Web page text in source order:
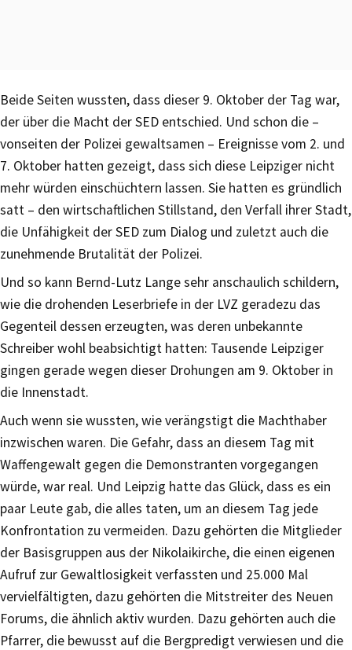
Beide Seiten wussten, dass dieser 9. Oktober der Tag war,
der über die Macht der SED entschied. Und schon die –
vonseiten der Polizei gewaltsamen – Ereignisse vom 2. und
7. Oktober hatten gezeigt, dass sich diese Leipziger nicht
mehr würden einschüchtern lassen. Sie hatten es gründlich
satt – den wirtschaftlichen Stillstand, den Verfall ihrer Stadt,
die Unfähigkeit der SED zum Dialog und zuletzt auch die
zunehmende Brutalität der Polizei.
Und so kann Bernd-Lutz Lange sehr anschaulich schildern,
wie die drohenden Leserbriefe in der LVZ geradezu das
Gegenteil dessen erzeugten, was deren unbekannte
Schreiber wohl beabsichtigt hatten: Tausende Leipziger
gingen gerade wegen dieser Drohungen am 9. Oktober in
die Innenstadt.
Auch wenn sie wussten, wie verängstigt die Machthaber
inzwischen waren. Die Gefahr, dass an diesem Tag mit
Waffengewalt gegen die Demonstranten vorgegangen
würde, war real. Und Leipzig hatte das Glück, dass es ein
paar Leute gab, die alles taten, um an diesem Tag jede
Konfrontation zu vermeiden. Dazu gehörten die Mitglieder
der Basisgruppen aus der Nikolaikirche, die einen eigenen
Aufruf zur Gewaltlosigkeit verfassten und 25.000 Mal
vervielfältigten, dazu gehörten die Mitstreiter des Neuen
Forums, die ähnlich aktiv wurden. Dazu gehörten auch die
Pfarrer, die bewusst auf die Bergpredigt verwiesen und die